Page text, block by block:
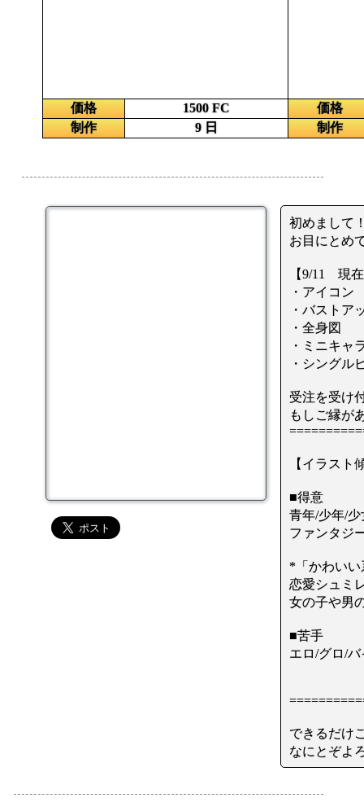
価格 1500 FC
価格
制作
9 日 制作
初めまして
お目にとめ
【9/11 現
・アイコン
・バストア
・全身図
・ミニキャ
・シングル
受注を受け
もしご縁が
【イラスト
■得意
青年/少年/
ファンタジ
*「かわい
恋愛シュミ
女の子や男
■苦手
エロ/グロ/
できるだけ
なにとぞよ